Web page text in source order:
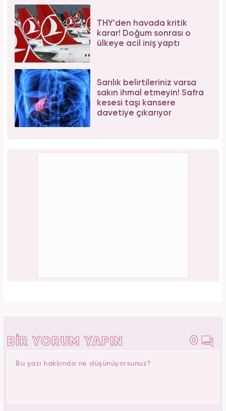
THY'den havada kritik
karar! Doğum sonrası o
ülkeye acil iniş yaptı
Sarılık belirtileriniz varsa
sakın ihmal etmeyin! Safra
kesesi taşı kansere
davetiye çıkarıyor
BİR YORUM YAPIN 0